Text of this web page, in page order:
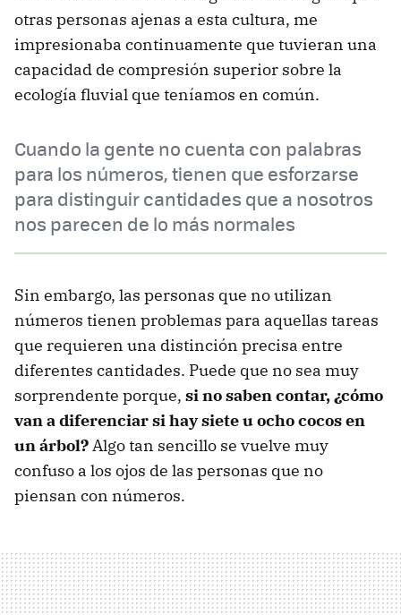
otras personas ajenas a esta cultura, me
impresionaba continuamente que tuvieran una
capacidad de compresión superior sobre la
ecología fluvial que teníamos en común.
Cuando la gente no cuenta con palabras
para los números, tienen que esforzarse
para distinguir cantidades que a nosotros
nos parecen de lo más normales
Sin embargo, las personas que no utilizan
números tienen problemas para aquellas tareas
que requieren una distinción precisa entre
diferentes cantidades. Puede que no sea muy
sorprendente porque, si no saben contar, ¿cómo
van a diferenciar si hay siete u ocho cocos en
un árbol?Algo tan sencillo se vuelve muy
confuso a los ojos de las personas que no
piensan con números.